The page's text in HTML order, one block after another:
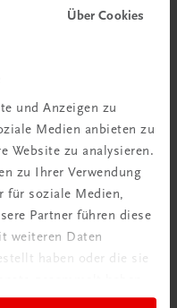
Über Cookies
und Anzeigen zu
Medien anbieten zu
Website zu analysieren.
zu Ihrer Verwendung
für soziale Medien,
Partner führen diese
weiteren Daten
haben oder die sie
7/8 AHS, I–III BHS